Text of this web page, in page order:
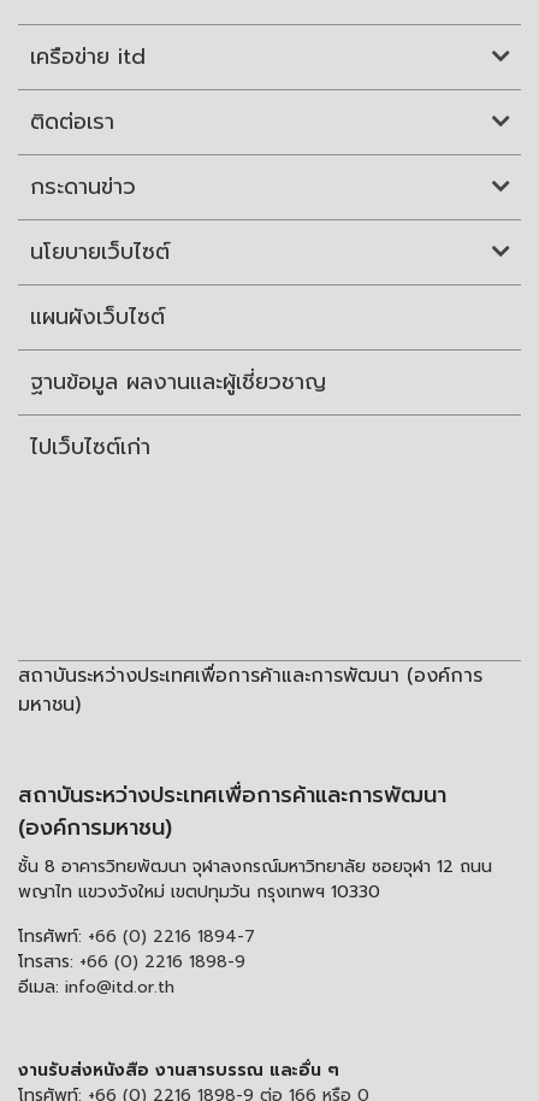
เครือข่าย itd
ติดต่อเรา
กระดานข่าว
นโยบายเว็บไซต์
แผนผังเว็บไซต์
ฐานข้อมูล ผลงานและผู้เชี่ยวชาญ
ไปเว็บไซต์เก่า
สถาบันระหว่างประเทศเพื่อการค้าและการพัฒนา (องค์การ
มหาชน)
สถาบันระหว่างประเทศเพื่อการค้าและการพัฒนา
(องค์การมหาชน)
ชั้น 8 อาคารวิทยพัฒนา จุฬาลงกรณ์มหาวิทยาลัย ซอยจุฬา 12 ถนน
พญาไท แขวงวังใหม่ เขตปทุมวัน กรุงเทพฯ 10330
โทรศัพท์: +66 (0) 2216 1894-7
โทรสาร: +66 (0) 2216 1898-9
อีเมล: info@itd.or.th
งานรับส่งหนังสือ งานสารบรรณ และอื่น ๆ
โทรศัพท์: +66 (0) 2216 1898-9 ต่อ 166 หรือ 0